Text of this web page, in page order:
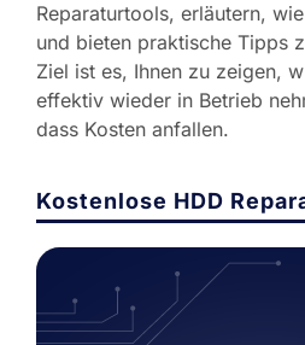
Reparaturtools, erläutern,
und bieten praktische Tipps
Ziel ist es, Ihnen zu zeigen,
effektiv wieder in Betrieb
dass Kosten anfallen.
Kostenlose HDD